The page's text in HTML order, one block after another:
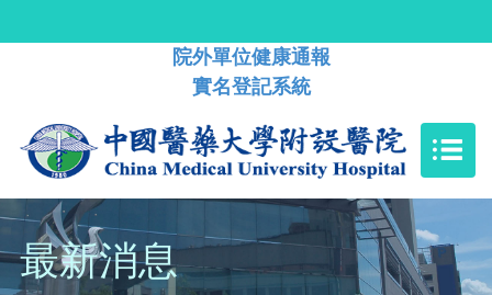
院外單位健康通報
實名登記系統
最新消息